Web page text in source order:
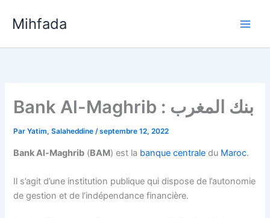
Mihfada
Bank Al-Maghrib : بنك المغرب
ParYatim, Salaheddine/septembre 12, 2022
Bank Al-Maghrib (BAM) est la banque centrale du Maroc.
Il s’agit d’une institution publique qui dispose de l’autonomie
de gestion et de l’indépendance financière.